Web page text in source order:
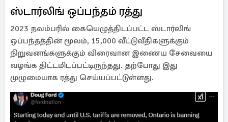
ஸ்டார்லிங் ஒப்பந்தம் ரத்து
2023 நவம்பரில் கையெழுத்திடப்பட்ட ஸ்டார்லிங்
ஒப்பந்தத்தின் மூலம், 15,000 வீட்டுவீதிகளுக்கும்
நிறுவனங்களுக்கும் விரைவான இணைய சேவையை
வழங்க திட்டமிடப்பட்டிருந்தது. தற்போது இது
முழுமையாக ரத்து செய்யப்பட்டுள்ளது.